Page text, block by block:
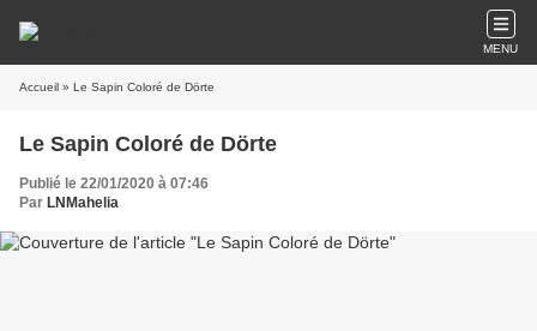
MENU
Accueil » Le Sapin Coloré de Dörte
Le Sapin Coloré de Dörte
Publié le 22/01/2020 à 07:46
Par LNMahelia